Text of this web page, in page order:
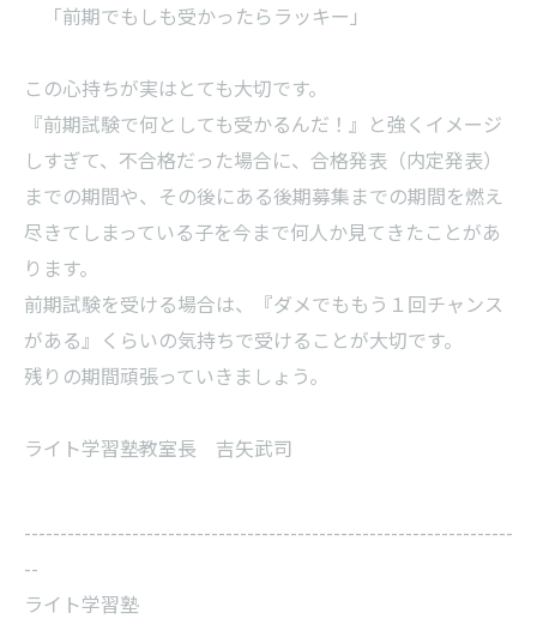
「前期でもしも受かったらラッキー」
この心持ちが実はとても大切です。
『前期試験で何としても受かるんだ！』と強くイメージ
しすぎて、不合格だった場合に、合格発表（内定発表）
までの期間や、その後にある後期募集までの期間を燃え
尽きてしまっている子を今まで何人か見てきたことがあ
ります。
前期試験を受ける場合は、『ダメでももう１回チャンス
がある』くらいの気持ちで受けることが大切です。
残りの期間頑張っていきましょう。
ライト学習塾教室長 吉矢武司
--------------------------------------------------------------------
--
ライト学習塾